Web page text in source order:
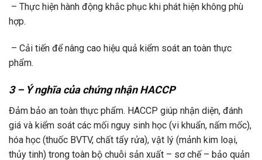
– Thực hiện hành động khắc phục khi phát hiện không phù
hợp.
– Cải tiến để nâng cao hiệu quả kiểm soát an toàn thực
phẩm.
3 – Ý nghĩa của chứng nhận HACCP
Đảm bảo an toàn thực phẩm. HACCP giúp nhận diện, đánh
giá và kiểm soát các mối nguy sinh học (vi khuẩn, nấm mốc),
hóa học (thuốc BVTV, chất tẩy rửa), vật lý (mảnh kim loại,
thủy tinh) trong toàn bộ chuỗi sản xuất – sơ chế – bảo quản